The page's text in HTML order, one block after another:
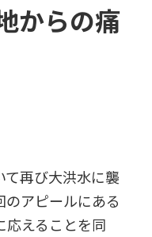
からの痛
再び大洪水に襲
アピールにある
応えることを同